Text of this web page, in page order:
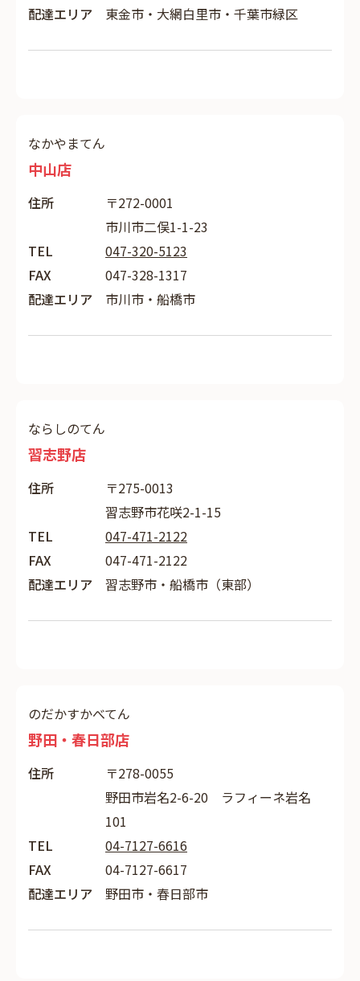
配達エリア 東金市・大網白里市・千葉市緑区
なかやまてん
中山店
住所
〒272-0001
市川市二俣1-1-23
TEL
047-320-5123
FAX
047-328-1317
配達エリア
市川市・船橋市
ならしのてん
習志野店
住所
〒275-0013
習志野市花咲2-1-15
TEL
047-471-2122
FAX
047-471-2122
配達エリア
習志野市・船橋市（東部）
のだかすかべてん
野田・春日部店
住所
〒278-0055
野田市岩名2-6-20 ラフィーネ岩名
101
TEL
04-7127-6616
FAX
04-7127-6617
配達エリア
野田市・春日部市